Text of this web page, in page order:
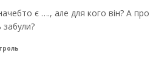
є …., але для кого він? А про